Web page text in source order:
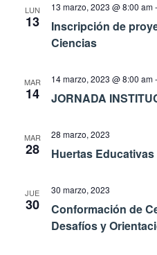
LUN
13
13 marzo, 2023 @ 8:00 am-
Inscripción de
Ciencias
MAR
14
14 marzo, 2023 @ 8:00 am-
JORNADA
MAR
28
28 marzo, 2023
Huertas Educativas
JUE
30
30 marzo, 2023
Conformación de
Desafíos y